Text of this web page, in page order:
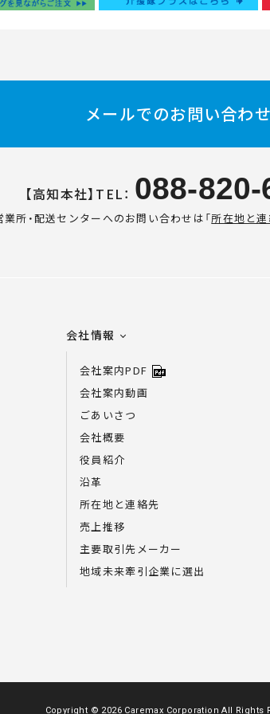
メールでのお問い合わせ
【高知本社】TEL： 088-820-
所・配送センターへのお問い合わせは 「所在地と
会社情報
会社案内PDF
会社案内動画
ごあいさつ
会社概要
役員紹介
沿革
所在地と連絡先
売上推移
主要取引先メーカー
地域未来牽引企業に選出
Copyright © 2026 Caremax Corporation All Rights